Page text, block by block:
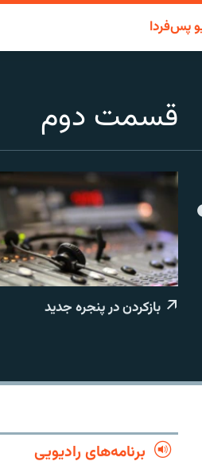
پس‌فردا
قسمت دوم
بازکردن در پنجره جدید
برنامه‌های رادیویی